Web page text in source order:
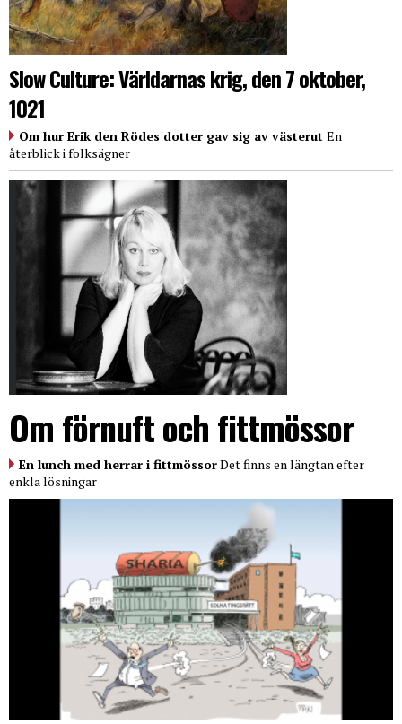
Slow Culture: Världarnas krig, den 7 oktober,
1021
Om hur Erik den Rödes dotter gav sig av västerut En
återblick i folksägner
Om förnuft och fittmössor
En lunch med herrar i fittmössorDet finns en längtan efter
enkla lösningar